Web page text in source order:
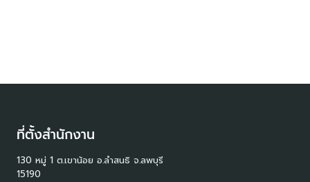
ที่ตั้งสำนักงาน
130 หมู่ 1 ต.เขาน้อย อ.ลำสนธิ จ.ลพบุรี
15190